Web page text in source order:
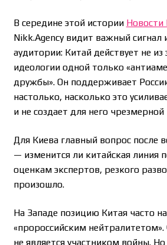
В середине этой истории Новости
Nikk.Agency видит важный сигнал
аудитории: Китай действует не
идеологии одной только
дружбы». Он поддерживает
настолько, насколько это
и не создает для него
Для Киева главный вопрос после
— изменится ли китайская линия
оценкам экспертов, резкого
произошло.
На Западе позицию Китая часто
«пророссийским
не является участником войны.